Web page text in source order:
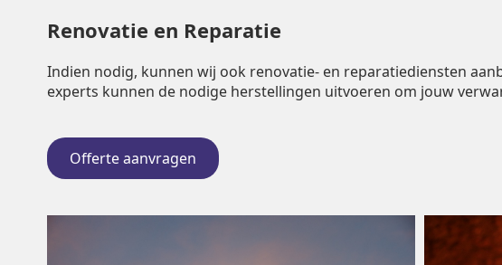
Renovatie en Reparatie
Indien nodig, kunnen wij ook renovatie- en reparatiediensten
experts kunnen de nodige herstellingen uitvoeren om jouw
Offerte aanvragen